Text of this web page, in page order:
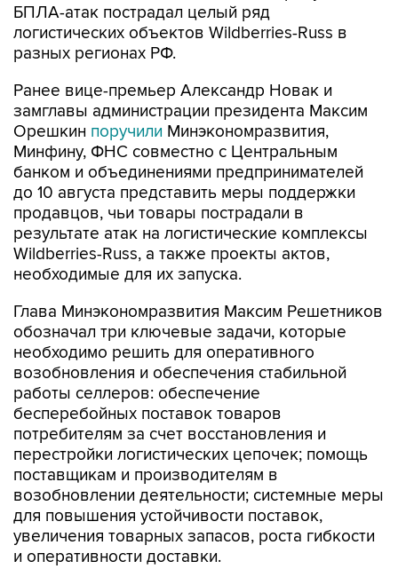
БПЛА-атак пострадал целый ряд
логистических объектов Wildberries-Russ в
разных регионах РФ.
Ранее вице-премьер Александр Новак и
замглавы администрации президента Максим
Орешкин поручили Минэкономразвития,
Минфину, ФНС совместно с Центральным
банком и объединениями предпринимателей
до 10 августа представить меры поддержки
продавцов, чьи товары пострадали в
результате атак на логистические комплексы
Wildberries-Russ, а также проекты актов,
необходимые для их запуска.
Глава Минэкономразвития Максим Решетников
обозначал три ключевые задачи, которые
необходимо решить для оперативного
возобновления и обеспечения стабильной
работы селлеров: обеспечение
бесперебойных поставок товаров
потребителям за счет восстановления и
перестройки логистических цепочек; помощь
поставщикам и производителям в
возобновлении деятельности; системные меры
для повышения устойчивости поставок,
увеличения товарных запасов, роста гибкости
и оперативности доставки.